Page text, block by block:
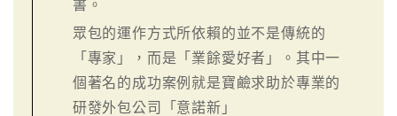
書。
眾包的運作方式所依賴的並不是傳統的
「專家」，而是「業餘愛好者」。其中一
個著名的成功案例就是寶鹼求助於專業的
研發外包公司「意諾新」